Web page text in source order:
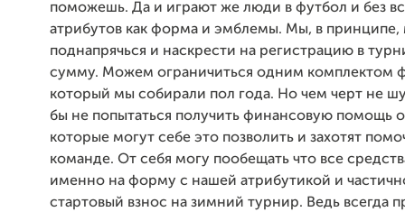
поможешь. Да и играют же люди в футбол и без
атрибутов как форма и эмблемы. Мы, в
поднапрячься и наскрести на регистрацию в
сумму. Можем ограничиться одним комплектом
который мы собирали пол года. Но чем черт не
бы не попытаться получить финансовую помощь
которые могут себе это позволить и захотят
команде. От себя могу пообещать что все
именно на форму с нашей атрибутикой и
стартовый взнос на зимний турнир. Ведь всегда